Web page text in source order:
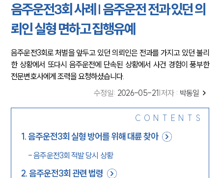
음주운전3회 사례 | 음주운전 전과 있던 의
뢰인 실형 면하고 집행유예
음주운전3회로 처벌을 앞두고 있던 의뢰인은 전과를 가지고 있던 불리
한 상황에서 또다시 음주운전에 단속된 상황에서 사건 경험이 풍부한
전문변호사에게 조력을 요청하셨습니다.
수정일: 2026-05-21 저자 : 박동일
CONTENTS
1.음주운전3회 실형 방어를 위해 대륜 찾아
-음주운전3회 적발 당시 상황
2.음주운전3회 관련 법령